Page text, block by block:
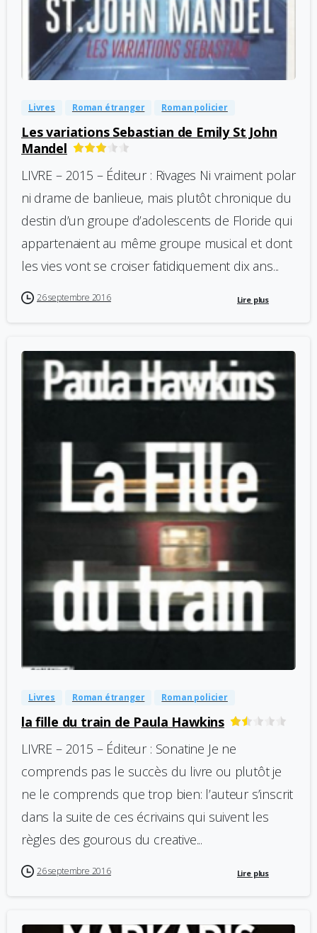
0
Livres Roman étranger Roman policier
Les variations Sebastian de Emily St John
Mandel
LIVRE – 2015 – Éditeur : Rivages Ni vraiment polar
ni drame de banlieue, mais plutôt chronique du
destin d’un groupe d’adolescents de Floride qui
appartenaient au même groupe musical et dont
les vies vont se croiser fatidiquement dix ans...
26 septembre 2016 Lire plus
Livres Roman étranger Roman policier
la fille du train de Paula Hawkins
LIVRE – 2015 – Éditeur : Sonatine Je ne
comprends pas le succès du livre ou plutôt je
ne le comprends que trop bien: l’auteur s’inscrit
dans la suite de ces écrivains qui suivent les
règles des gourous du creative...
26 septembre 2016 Lire plus